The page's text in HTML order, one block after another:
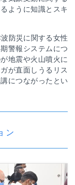
ように知識とスキ
波防災に関する女性
警報システムにつ
地震や火山噴火に
が直面しうるリス
につながったとい
ン